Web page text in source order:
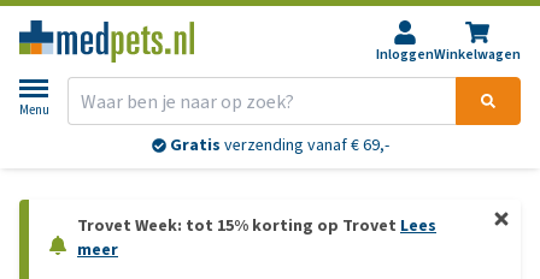
InloggenWinkelwagen
Menu
Gratis verzending vanaf € 69,-
Trovet Week: tot 15% korting op Trovet Lees
meer